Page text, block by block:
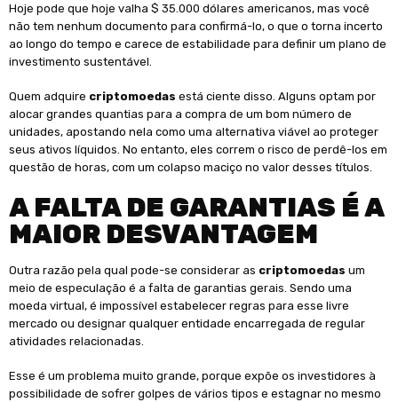
Hoje pode que hoje valha $ 35.000 dólares americanos, mas você
não tem nenhum documento para confirmá-lo, o que o torna incerto
ao longo do tempo e carece de estabilidade para definir um plano de
investimento sustentável.
Quem adquire criptomoedas está ciente disso. Alguns optam por
alocar grandes quantias para a compra de um bom número de
unidades, apostando nela como uma alternativa viável ao proteger
seus ativos líquidos. No entanto, eles correm o risco de perdê-los em
questão de horas, com um colapso maciço no valor desses títulos.
A FALTA DE GARANTIAS É A
MAIOR DESVANTAGEM
Outra razão pela qual pode-se considerar as criptomoedas um
meio de especulação é a falta de garantias gerais. Sendo uma
moeda virtual, é impossível estabelecer regras para esse livre
mercado ou designar qualquer entidade encarregada de regular
atividades relacionadas.
Esse é um problema muito grande, porque expõe os investidores à
possibilidade de sofrer golpes de vários tipos e estagnar no mesmo